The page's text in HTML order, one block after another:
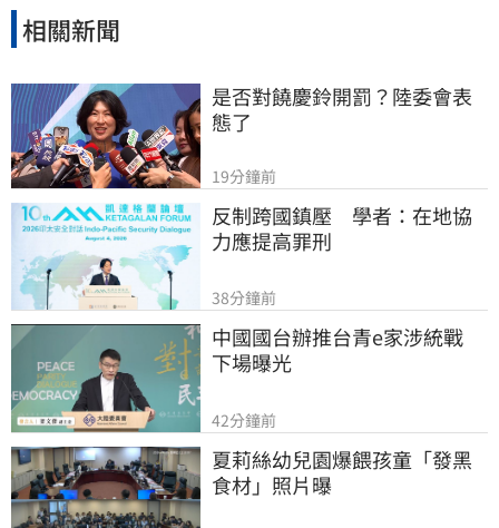
相關新聞
是否對饒慶鈴開罰？陸委會表
態了
19分鐘前
反制跨國鎮壓　學者：在地協
力應提高罪刑
38分鐘前
中國國台辦推台青e家涉統戰
下場曝光
42分鐘前
夏莉絲幼兒園爆餵孩童「發黑
食材」照片曝